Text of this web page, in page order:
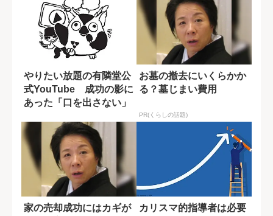
やりたい放題の有隣堂公
式YouTube 成功の影に
あった「口を出さない」
お墓の撤去にいくらかか
る？墓じまい費用
PR(くらしの話題)
家の売却成功にはカギが
カリスマ的指導者は必要